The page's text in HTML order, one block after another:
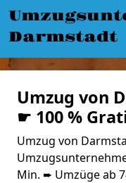
Darmstadt
Umzug von
☛ 100 %
Umzug von
Min. ➨ Umzüge ab